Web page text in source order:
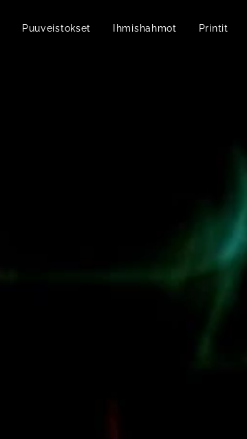
Puuveistokset Ihmishahmot Printit